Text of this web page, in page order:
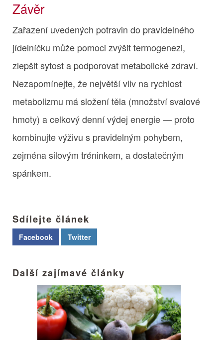
Závěr
Zařazení uvedených potravin do pravidelného
jídelníčku může pomoci zvýšit termogenezi,
zlepšit sytost a podporovat metabolické zdraví.
Nezapomínejte, že největší vliv na rychlost
metabolizmu má složení těla (množství svalové
hmoty) a celkový denní výdej energie — proto
kombinujte výživu s pravidelným pohybem,
zejména silovým tréninkem, a dostatečným
spánkem.
Sdílejte článek
Facebook Twitter
Další zajímavé články